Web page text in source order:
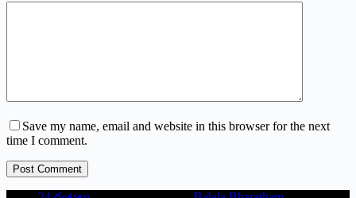
Save my name, email and website in this browser for the next
time I comment.
Post Comment